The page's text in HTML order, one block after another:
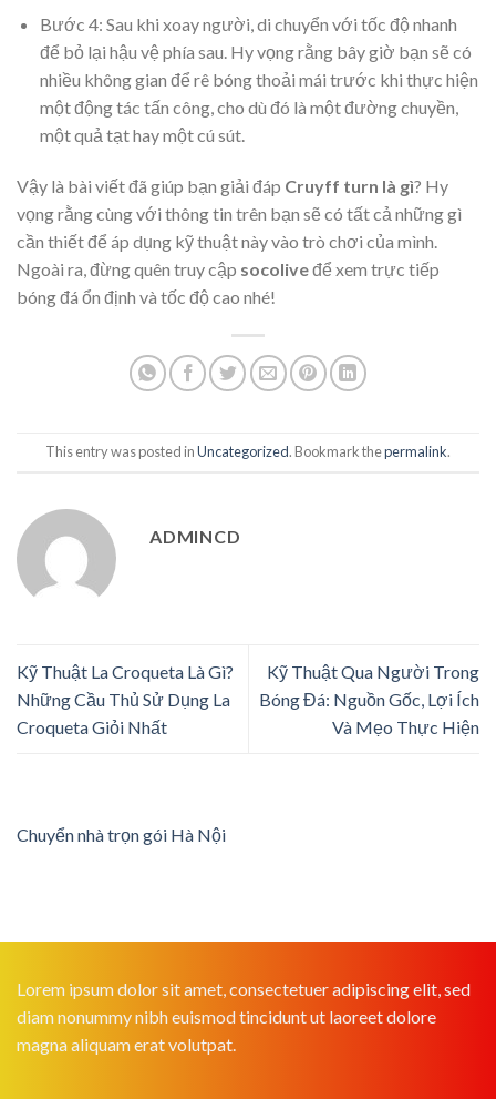
Bước 4: Sau khi xoay người, di chuyển với tốc độ nhanh
để bỏ lại hậu vệ phía sau. Hy vọng rằng bây giờ bạn sẽ có
nhiều không gian để rê bóng thoải mái trước khi thực hiện
một động tác tấn công, cho dù đó là một đường chuyền,
một quả tạt hay một cú sút.
Vậy là bài viết đã giúp bạn giải đáp Cruyff turn là gì? Hy
vọng rằng cùng với thông tin trên bạn sẽ có tất cả những gì
cần thiết để áp dụng kỹ thuật này vào trò chơi của mình.
Ngoài ra, đừng quên truy cập socoliveđể xem trực tiếp
bóng đá ổn định và tốc độ cao nhé!
This entry was posted inUncategorized. Bookmark thepermalink.
ADMINCD
Kỹ Thuật La Croqueta Là Gì?
Những Cầu Thủ Sử Dụng La
Croqueta Giỏi Nhất
Kỹ Thuật Qua Người Trong
Bóng Đá: Nguồn Gốc, Lợi Ích
Và Mẹo Thực Hiện
Chuyển nhà trọn gói Hà Nội
Lorem ipsum dolor sit amet, consectetuer adipiscing elit, sed
diam nonummy nibh euismod tincidunt ut laoreet dolore
magna aliquam erat volutpat.